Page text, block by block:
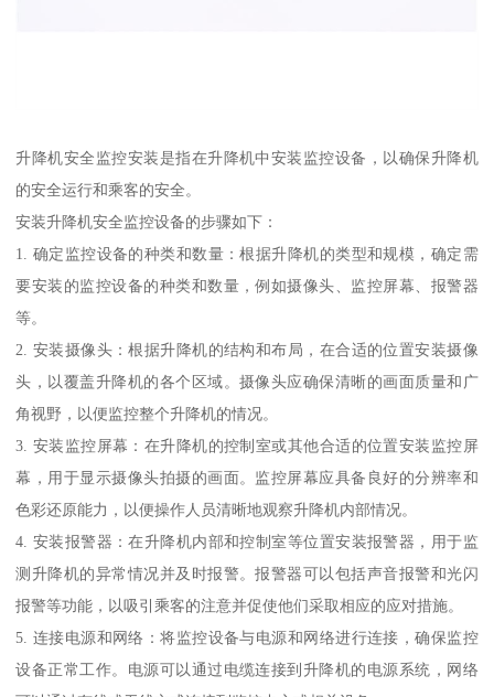
升降机安全监控安装是指在升降机中安装监控设备，以确保升降机
的安全运行和乘客的安全。
安装升降机安全监控设备的步骤如下：
1. 确定监控设备的种类和数量：根据升降机的类型和规模，确定需
要安装的监控设备的种类和数量，例如摄像头、监控屏幕、报警器
等。
2. 安装摄像头：根据升降机的结构和布局，在合适的位置安装摄像
头，以覆盖升降机的各个区域。摄像头应确保清晰的画面质量和广
角视野，以便监控整个升降机的情况。
3. 安装监控屏幕：在升降机的控制室或其他合适的位置安装监控屏
幕，用于显示摄像头拍摄的画面。监控屏幕应具备良好的分辨率和
色彩还原能力，以便操作人员清晰地观察升降机内部情况。
4. 安装报警器：在升降机内部和控制室等位置安装报警器，用于监
测升降机的异常情况并及时报警。报警器可以包括声音报警和光闪
报警等功能，以吸引乘客的注意并促使他们采取相应的应对措施。
5. 连接电源和网络：将监控设备与电源和网络进行连接，确保监控
设备正常工作。电源可以通过电缆连接到升降机的电源系统，网络